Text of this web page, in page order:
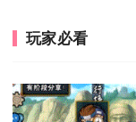
玩家必看